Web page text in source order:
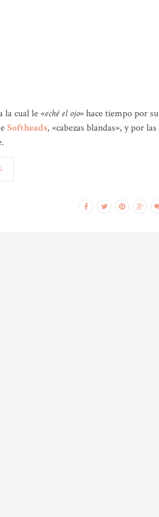
la cual le «eché el ojo» hace tiempo por su
Softheads, «cabezas blandas», y por las